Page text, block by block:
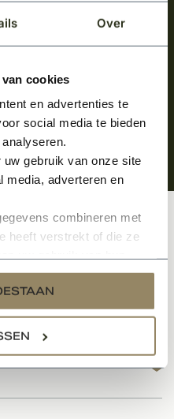
Over
cookies
en advertenties te
social media te bieden
gebruik van onze site
media, adverteren en
combineren met
heeft verstrekt of die ze